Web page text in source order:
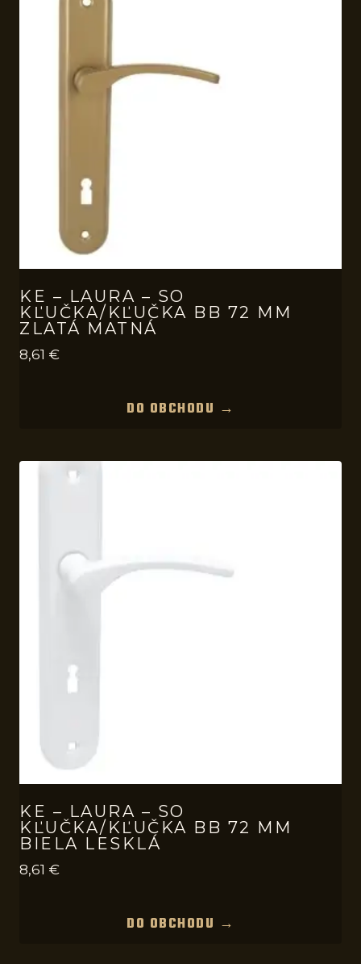
KE – LAURA – SO
KĽUČKA/KĽUČKA BB 72 MM
ZLATÁ MATNÁ
8,61 €
DO OBCHODU →
KE – LAURA – SO
KĽUČKA/KĽUČKA BB 72 MM
BIELA LESKLÁ
8,61 €
DO OBCHODU →